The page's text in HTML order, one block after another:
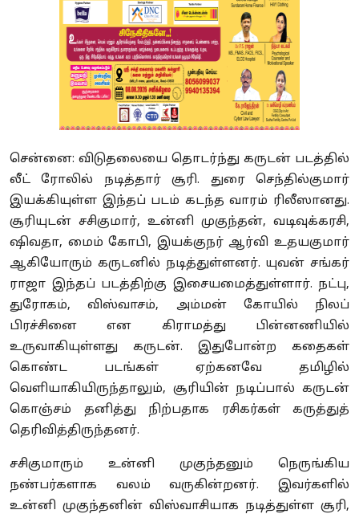
சென்னை: விடுதலையை தொடர்ந்து கருடன் படத்தில்
லீட் ரோலில் நடித்தார் சூரி. துரை செந்தில்குமார்
இயக்கியுள்ள இந்தப் படம் கடந்த வாரம் ரிலீஸானது.
சூரியுடன் சசிகுமார், உன்னி முகுந்தன், வடிவுக்கரசி,
ஷிவதா, மைம் கோபி, இயக்குநர் ஆர்வி உதயகுமார்
ஆகியோரும் கருடனில் நடித்துள்ளனர். யுவன் சங்கர்
ராஜா இந்தப் படத்திற்கு இசையமைத்துள்ளார். நட்பு,
துரோகம், விஸ்வாசம், அம்மன் கோயில் நிலப்
பிரச்சினை என கிராமத்து பின்னணியில்
உருவாகியுள்ளது கருடன். இதுபோன்ற கதைகள்
கொண்ட படங்கள் ஏற்கனவே தமிழில்
வெளியாகியிருந்தாலும், சூரியின் நடிப்பால் கருடன்
கொஞ்சம் தனித்து நிற்பதாக ரசிகர்கள் கருத்துத்
தெரிவித்திருந்தனர்.
சசிகுமாரும் உன்னி முகுந்தனும் நெருங்கிய
நண்பர்களாக வலம் வருகின்றனர். இவர்களில்
உன்னி முகுந்தனின் விஸ்வாசியாக நடித்துள்ள சூரி,